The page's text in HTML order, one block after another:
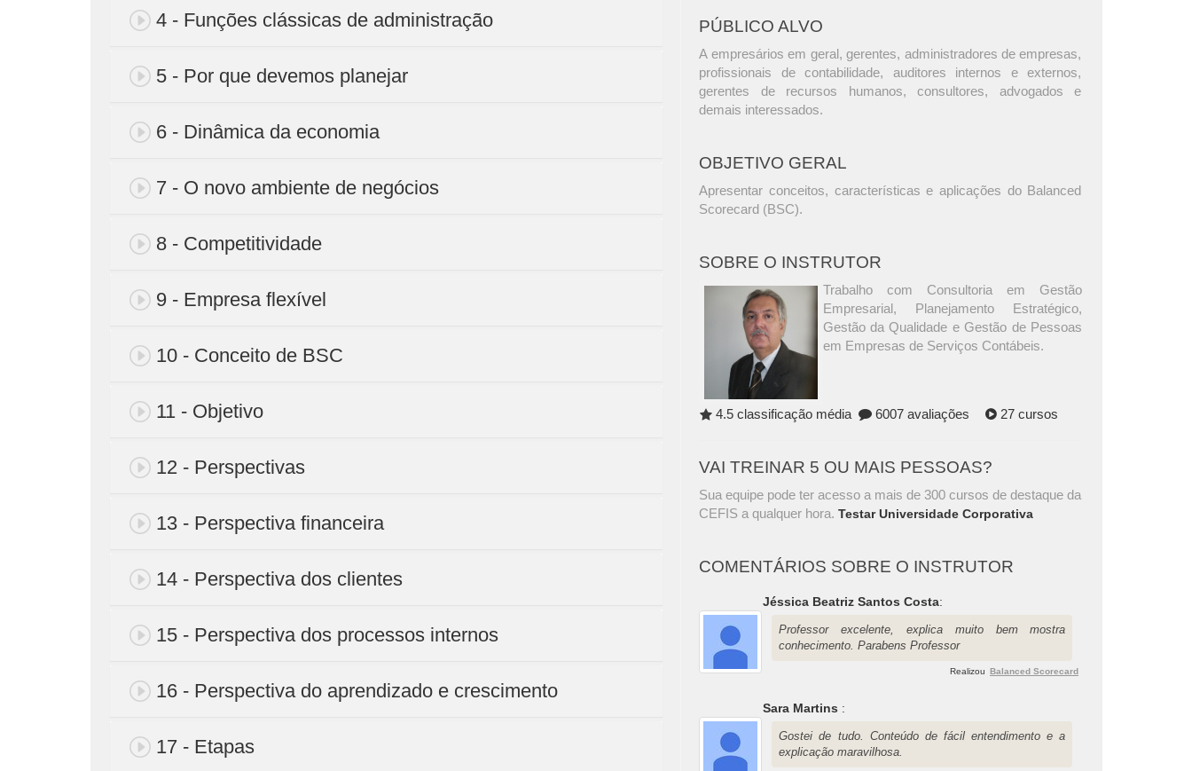
4 - Funções clássicas de administração
5 - Por que devemos planejar
6 - Dinâmica da economia
7 - O novo ambiente de negócios
8 - Competitividade
9 - Empresa flexível
10 - Conceito de BSC
11 - Objetivo
12 - Perspectivas
13 - Perspectiva financeira
14 - Perspectiva dos clientes
15 - Perspectiva dos processos internos
16 - Perspectiva do aprendizado e crescimento
17 - Etapas
PÚBLICO ALVO
A empresários em geral, gerentes, administradores de empresas,
profissionais de contabilidade, auditores internos e externos,
gerentes de recursos humanos, consultores, advogados e
demais interessados.
OBJETIVO GERAL
Apresentar conceitos, características e aplicações do Balanced
Scorecard (BSC).
SOBRE O INSTRUTOR
Trabalho com Consultoria em Gestão
Empresarial, Planejamento Estratégico,
Gestão da Qualidade e Gestão de Pessoas
em Empresas de Serviços Contábeis.
4.5 classificação média 6007 avaliações 27 cursos
VAI TREINAR 5 OU MAIS PESSOAS?
Sua equipe pode ter acesso a mais de 300 cursos de destaque da
CEFIS a qualquer hora.Testar Universidade Corporativa
COMENTÁRIOS SOBRE O INSTRUTOR
Jéssica Beatriz Santos Costa:
Professor excelente, explica muito bem mostra
conhecimento. Parabens Professor
Realizou Balanced Scorecard
Sara Martins :
Gostei de tudo. Conteúdo de fácil entendimento e a
explicação maravilhosa.